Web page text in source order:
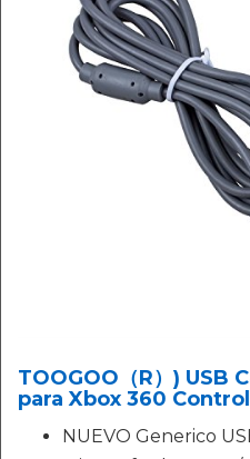
TOOGOO（R）) USB
para Xbox 360
NUEVO Generico